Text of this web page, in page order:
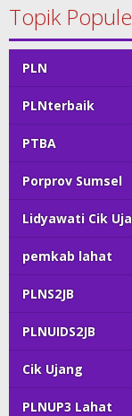
Topik
PLN
PLNterbaik
PTBA
Porprov Sumsel
Lidyawati Cik
pemkab lahat
PLNS2JB
PLNUIDS2JB
Cik Ujang
PLNUP3 Lahat